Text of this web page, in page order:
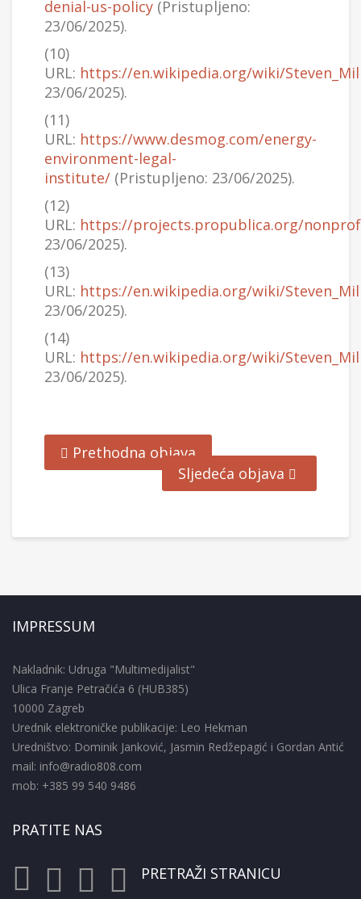
denial-us-policy (Pristupljeno:
23/06/2025).
(10)
URL: https://en.wikipedia.org/wiki/
23/06/2025).
(11)
URL: https://www.desmog.com/energy-
environment-legal-
institute/ (Pristupljeno: 23/06/2025).
(12)
URL: https://projects.propublica.org/
23/06/2025).
(13)
URL: https://en.wikipedia.org/wiki/
23/06/2025).
(14)
URL: https://en.wikipedia.org/wiki/
23/06/2025).
Prethodna objava
Sljedeća objava
IMPRESSUM
Nakladnik: Udruga "Multimedijalist"
Ulica Franje Petračića 6 (HUB385)
10000 Zagreb
Urednik elektroničke publikacije: Leo Hekman
Uredništvo: Dominik Janković, Jasmin Redžepagić i Gordan Antić
mail: info@radio808.com
mob: +385 99 540 9486
PRATITE NAS
PRETRAŽI STRANICU